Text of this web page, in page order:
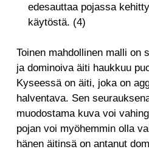
edesauttaa pojassa
käytöstä. (4)
Toinen mahdollinen malli on
ja dominoiva äiti haukkuu
Kyseessä on äiti, joka on
halventava. Sen
muodostama kuva voi
pojan voi myöhemmin olla
hänen äitinsä on antanut